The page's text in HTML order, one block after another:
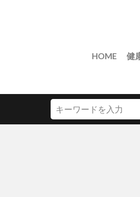
HOME 健